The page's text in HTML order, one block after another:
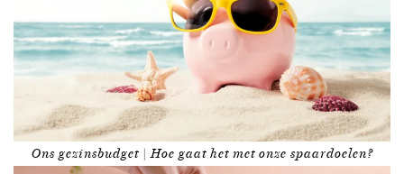
Ons gezinsbudget | Hoe gaat het met onze spaardoelen?